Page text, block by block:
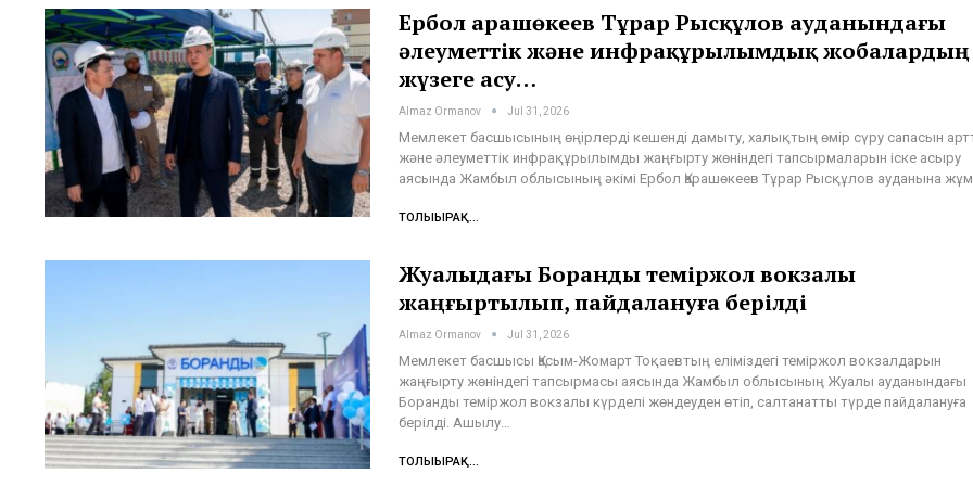
Ербол Қарашөкеев Тұрар Рысқұлов ауданындағы
әлеуметтік және инфрақұрылымдық жобалардың
жүзеге асу…
Almaz Ormanov Jul 31, 2026
Мемлекет басшысының өңірлерді кешенді дамыту, халықтың өмір сүру сапасын
және әлеуметтік инфрақұрылымды жаңғырту жөніндегі тапсырмаларын іске асыру
аясында Жамбыл облысының әкімі Ербол Қарашөкеев Тұрар Рысқұлов ауданына
ТОЛЫҒЫРАҚ...
Жуалыдағы Боранды теміржол вокзалы
жаңғыртылып, пайдалануға берілді
Almaz Ormanov Jul 31, 2026
Мемлекет басшысы Қасым-Жомарт Тоқаевтың еліміздегі теміржол вокзалдарын
жаңғырту жөніндегі тапсырмасы аясында Жамбыл облысының Жуалы ауданындағы
Боранды теміржол вокзалы күрделі жөндеуден өтіп, салтанатты түрде пайдалануға
берілді. Ашылу…
ТОЛЫҒЫРАҚ...